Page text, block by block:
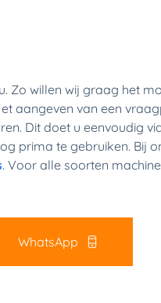
Zo willen wij graag het
aangeven van een
Dit doet u eenvoudig
prima te gebruiken. Bij
. Voor alle soorten
WhatsApp